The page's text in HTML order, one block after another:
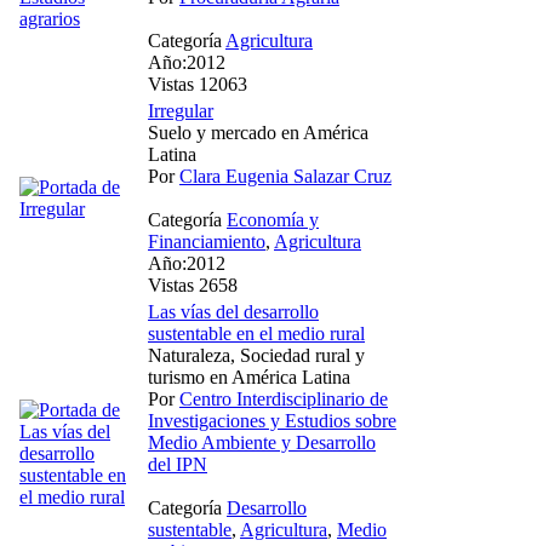
Categoría Agricultura
Año:2012
Vistas 12063
Irregular
Suelo y mercado en América
Latina
PorClara Eugenia Salazar Cruz
Categoría Economía y
Financiamiento, Agricultura
Año:2012
Vistas 2658
Las vías del desarrollo
sustentable en el medio rural
Naturaleza, Sociedad rural y
turismo en América Latina
PorCentro Interdisciplinario de
Investigaciones y Estudios sobre
Medio Ambiente y Desarrollo
del IPN
Categoría Desarrollo
sustentable, Agricultura, Medio